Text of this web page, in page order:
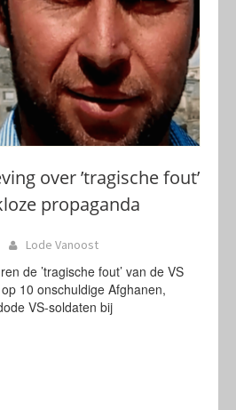
over ’tragische fout’
propaganda
Lode Vanoost
de ’tragische fout’ van de VS
10 onschuldige Afghanen,
VS-soldaten bij